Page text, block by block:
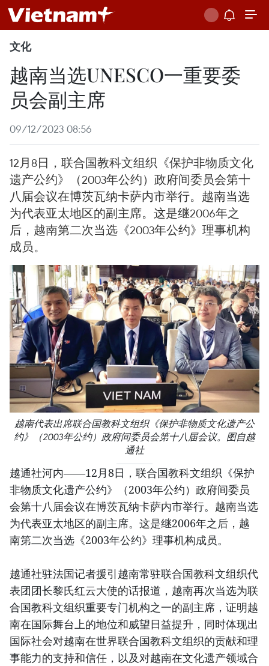
文化
越南当选UNESCO一重要委
员会副主席
09/12/2023 08:56
12月8日，联合国教科文组织《保护非物质文化
遗产公约》（2003年公约）政府间委员会第十
八届会议在博茨瓦纳卡萨内市举行。越南当选
为代表亚太地区的副主席。这是继2006年之
后，越南第二次当选《2003年公约》理事机构
成员。
越南代表出席联合国教科文组织《保护非物质文化遗产公
约》（2003年公约）政府间委员会第十八届会议。图自越
通社
越通社河内——12月8日，联合国教科文组织《保护
非物质文化遗产公约》（2003年公约）政府间委员
会第十八届会议在博茨瓦纳卡萨内市举行。越南当选
为代表亚太地区的副主席。这是继2006年之后，越
南第二次当选《2003年公约》理事机构成员。
越通社驻法国记者援引越南常驻联合国教科文组织代
表团团长黎氏红云大使的话报道，越南再次当选为联
合国教科文组织重要专门机构之一的副主席，证明越
南在国际舞台上的地位和威望日益提升，同时体现出
国际社会对越南在世界联合国教科文组织的贡献和理
事能力的支持和信任，以及对越南在文化遗产领域合